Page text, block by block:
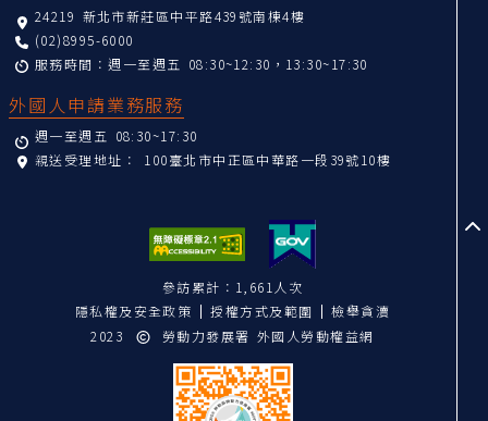
24219 新北市新莊區中平路439號南棟4樓
(02)8995-6000
服務時間：週一至週五 08:30~12:30，13:30~17:30
外國人申請業務服務
週一至週五 08:30~17:30
親送受理地址： 100臺北市中正區中華路一段39號10樓
參訪累計：1,661人次
隱私權及安全政策
授權方式及範圍
檢舉貪瀆
2023
勞動力發展署 外國人勞動權益網
至